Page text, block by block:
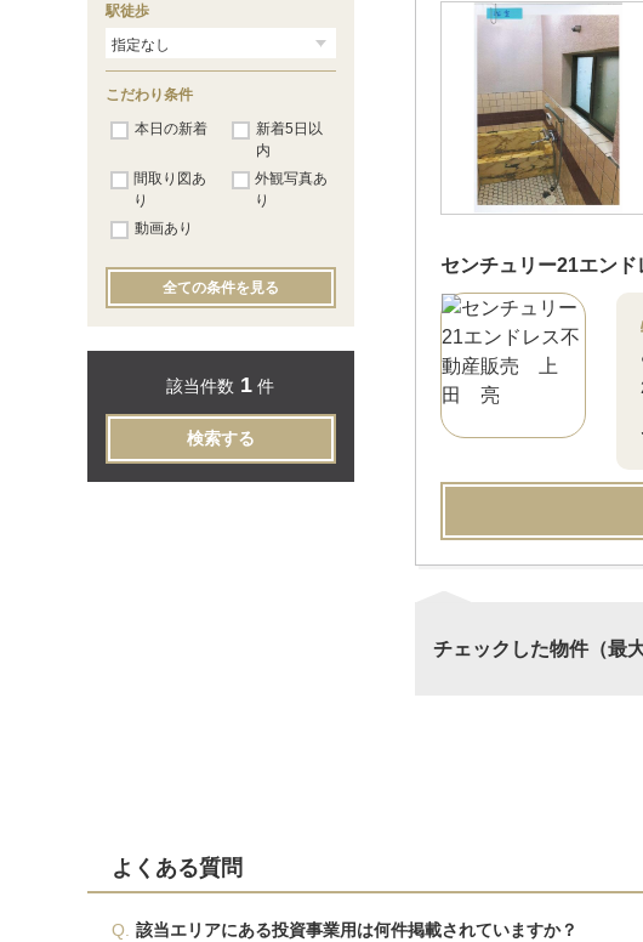
センチュリー21エン
チェックした物件（最
駅徒歩
こだわり条件
本日の新着
新着5日以
内
間取り図あ
り
外観写真あ
り
動画あり
全ての条件を見る
該当件数 1 件
検索する
よくある質問
Q. 該当エリアにある投資事業用は何件掲載されていますか？